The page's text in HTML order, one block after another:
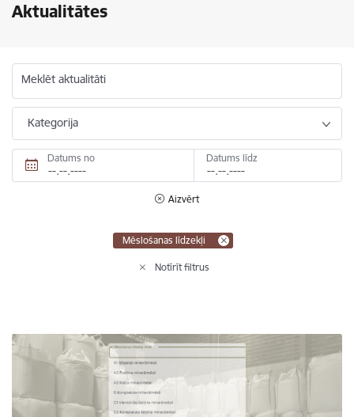
Aktualitātes
Meklēt aktualitāti
Kategorija
Datums no Datums līdz
Aizvērt
Mēslošanas līdzekļi
Notīrīt filtrus